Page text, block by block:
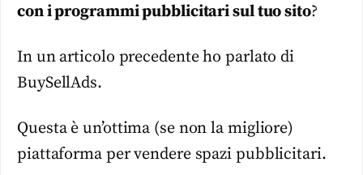
con i programmi pubblicitari sul tuo sito?
In un articolo precedente ho parlato di
BuySellAds.
Questa è un’ottima (se non la migliore)
piattaforma per vendere spazi pubblicitari.